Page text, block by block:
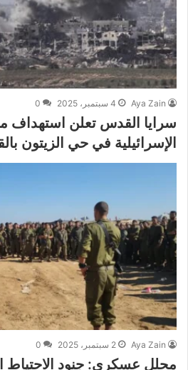
Aya Zain 4 سبتمبر، 2025 0
سرايا القدس تعلن استهداف
الإسرائيلية في حي الزيتون
Aya Zain 2 سبتمبر، 2025 0
محلل عسكري: جنود الاحتياط